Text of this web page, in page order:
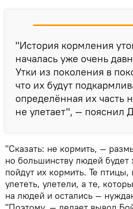
"История кормления
началась уже очень
Утки из поколения в
что их будут
определённая их часть
не улетает", — пояснил
"Сказать: не кормить, —
но большинству людей будет
пойдут их кормить. Те птицы,
улететь, улетели, а те,
на людей и остались —